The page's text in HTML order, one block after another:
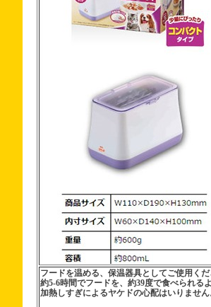
フードを温める、保温器具としてご使用く
約5-6時間でフードを、約39度で食べられる
加熱しすぎによるヤケドの心配はいりませ